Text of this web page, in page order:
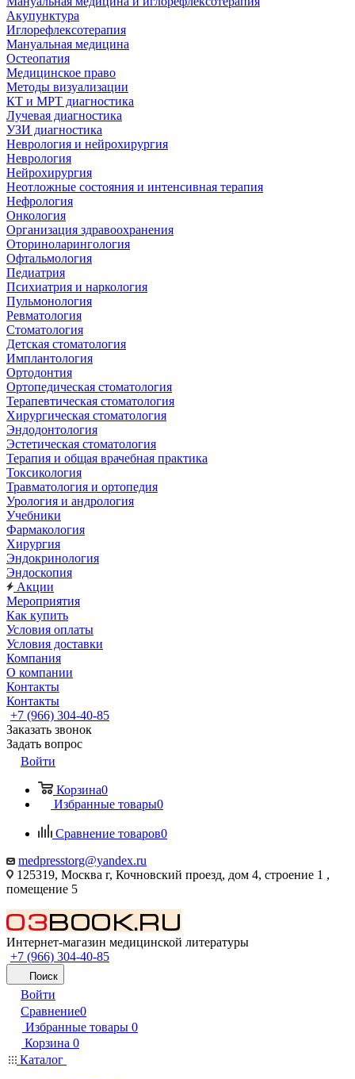
Акупунктура
Иглорефлексотерапия
Мануальная медицина
Остеопатия
Медицинское право
Методы визуализации
КТ и МРТ диагностика
Лучевая диагностика
УЗИ диагностика
Неврология и нейрохирургия
Неврология
Нейрохирургия
Неотложные состояния и интенсивная терапия
Нефрология
Онкология
Организация здравоохранения
Оториноларингология
Офтальмология
Педиатрия
Психиатрия и наркология
Пульмонология
Ревматология
Стоматология
Детская стоматология
Имплантология
Ортодонтия
Ортопедическая стоматология
Терапевтическая стоматология
Хирургическая стоматология
Эндодонтология
Эстетическая стоматология
Терапия и общая врачебная практика
Токсикология
Травматология и ортопедия
Урология и андрология
Учебники
Фармакология
Хирургия
Эндокринология
Эндоскопия
Акции
Мероприятия
Как купить
Условия оплаты
Условия доставки
Компания
О компании
Контакты
Контакты
+7 (966) 304-40-85
Заказать звонок
Задать вопрос
Войти
Корзина0
Избранные товары0
Сравнение товаров0
medpresstorg@yandex.ru
125319, Москва г, Кочновский проезд, дом 4, строение 1 ,
помещение 5
Интернет-магазин медицинской литературы
+7 (966) 304-40-85
Поиск
Войти
Сравнение0
Избранные товары 0
Корзина 0
Каталог